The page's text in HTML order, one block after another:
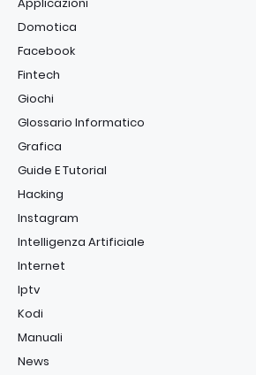
Domotica
Facebook
Fintech
Giochi
Glossario Informatico
Grafica
Guide E Tutorial
Hacking
Instagram
Intelligenza Artificiale
Internet
Iptv
Kodi
Manuali
News